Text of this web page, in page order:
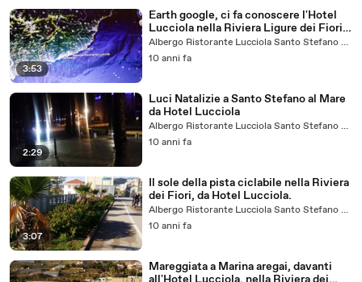
3:53
Earth google, ci fa conoscere l'Hotel
Lucciola nella Riviera Ligure dei Fiori,
Italian Riviera Albergo.
Albergo Ristorante Lucciola Santo Stefano al Mare
10 anni fa
2:29
Luci Natalizie a Santo Stefano al Mare
da Hotel Lucciola
Albergo Ristorante Lucciola Santo Stefano al Mare
10 anni fa
3:07
Il sole della pista ciclabile nella Riviera
dei Fiori, da Hotel Lucciola.
Albergo Ristorante Lucciola Santo Stefano al Mare
10 anni fa
Mareggiata a Marina aregai, davanti